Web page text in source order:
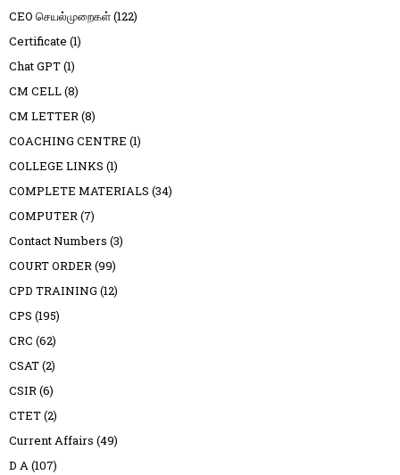
CEO செயல்முறைகள்(122)
Certificate (1)
Chat GPT(1)
CM CELL(8)
CM LETTER(8)
COACHING CENTRE (1)
COLLEGE LINKS (1)
COMPLETE MATERIALS (34)
COMPUTER(7)
Contact Numbers (3)
COURT ORDER(99)
CPD TRAINING (12)
CPS (195)
CRC (62)
CSAT(2)
CSIR(6)
CTET(2)
Current Affairs (49)
D A(107)